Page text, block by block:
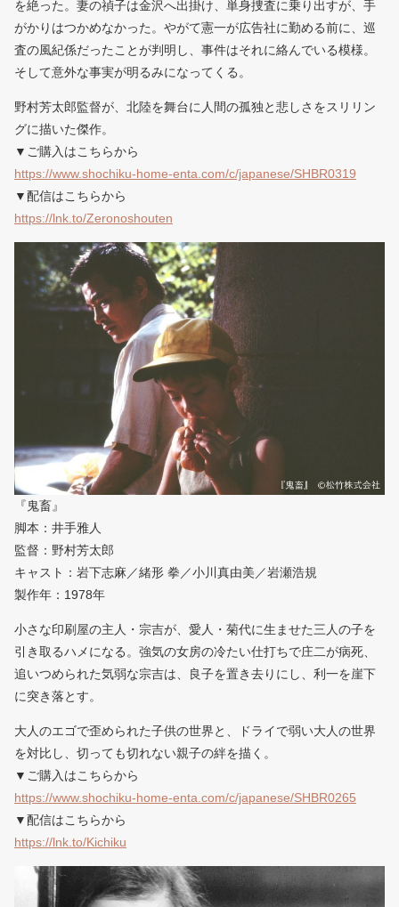
を絶った。妻の禎子は金沢へ出掛け、単身捜査に乗り出すが、手
がかりはつかめなかった。やがて憲一が広告社に勤める前に、巡
査の風紀係だったことが判明し、事件はそれに絡んでいる模様。
そして意外な事実が明るみになってくる。
野村芳太郎監督が、北陸を舞台に人間の孤独と悲しさをスリリン
グに描いた傑作。
▼ご購入はこちらから
https://www.shochiku-home-enta.com/c/japanese/SHBR0319
▼配信はこちらから
https://lnk.to/Zeronoshouten
『鬼畜』
脚本：井手雅人
監督：野村芳太郎
キャスト：岩下志麻／緒形 拳／小川真由美／岩瀬浩規
製作年：1978年
小さな印刷屋の主人・宗吉が、愛人・菊代に生ませた三人の子を
引き取るハメになる。強気の女房の冷たい仕打ちで庄二が病死、
追いつめられた気弱な宗吉は、良子を置き去りにし、利一を崖下
に突き落とす。
大人のエゴで歪められた子供の世界と、ドライで弱い大人の世界
を対比し、切っても切れない親子の絆を描く。
▼ご購入はこちらから
https://www.shochiku-home-enta.com/c/japanese/SHBR0265
▼配信はこちらから
https://lnk.to/Kichiku